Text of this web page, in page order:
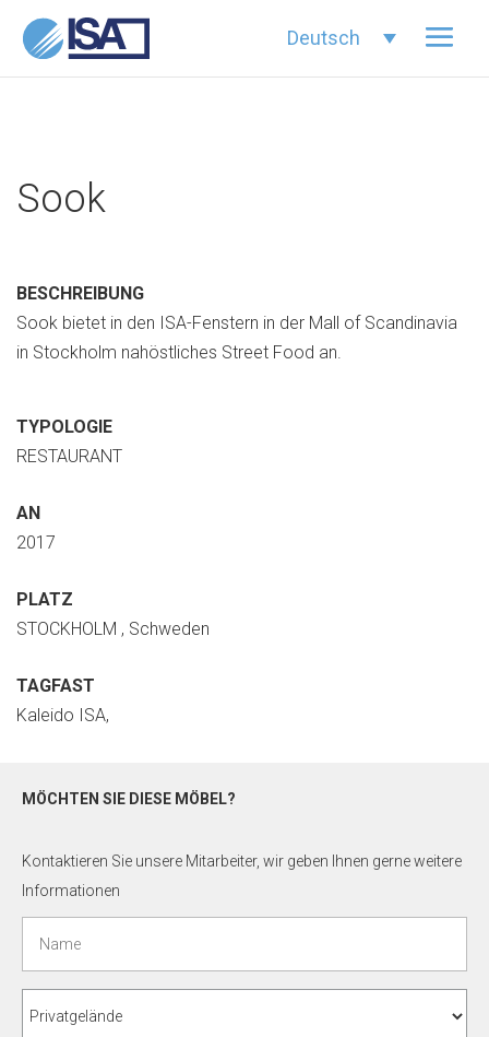
Deutsch
Sook
BESCHREIBUNG
Sook bietet in den ISA-Fenstern in der Mall of Scandinavia
in Stockholm nahöstliches Street Food an.
TYPOLOGIE
RESTAURANT
AN
2017
PLATZ
STOCKHOLM , Schweden
TAGFAST
Kaleido ISA,
MÖCHTEN SIE DIESE MÖBEL?
Kontaktieren Sie unsere Mitarbeiter, wir geben Ihnen gerne weitere
Informationen